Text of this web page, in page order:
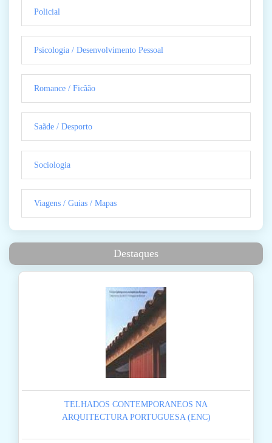
Policial
Psicologia / Desenvolvimento Pessoal
Romance / Ficãão
Saãde / Desporto
Sociologia
Viagens / Guias / Mapas
Destaques
TELHADOS CONTEMPORANEOS NA
ARQUITECTURA PORTUGUESA (ENC)